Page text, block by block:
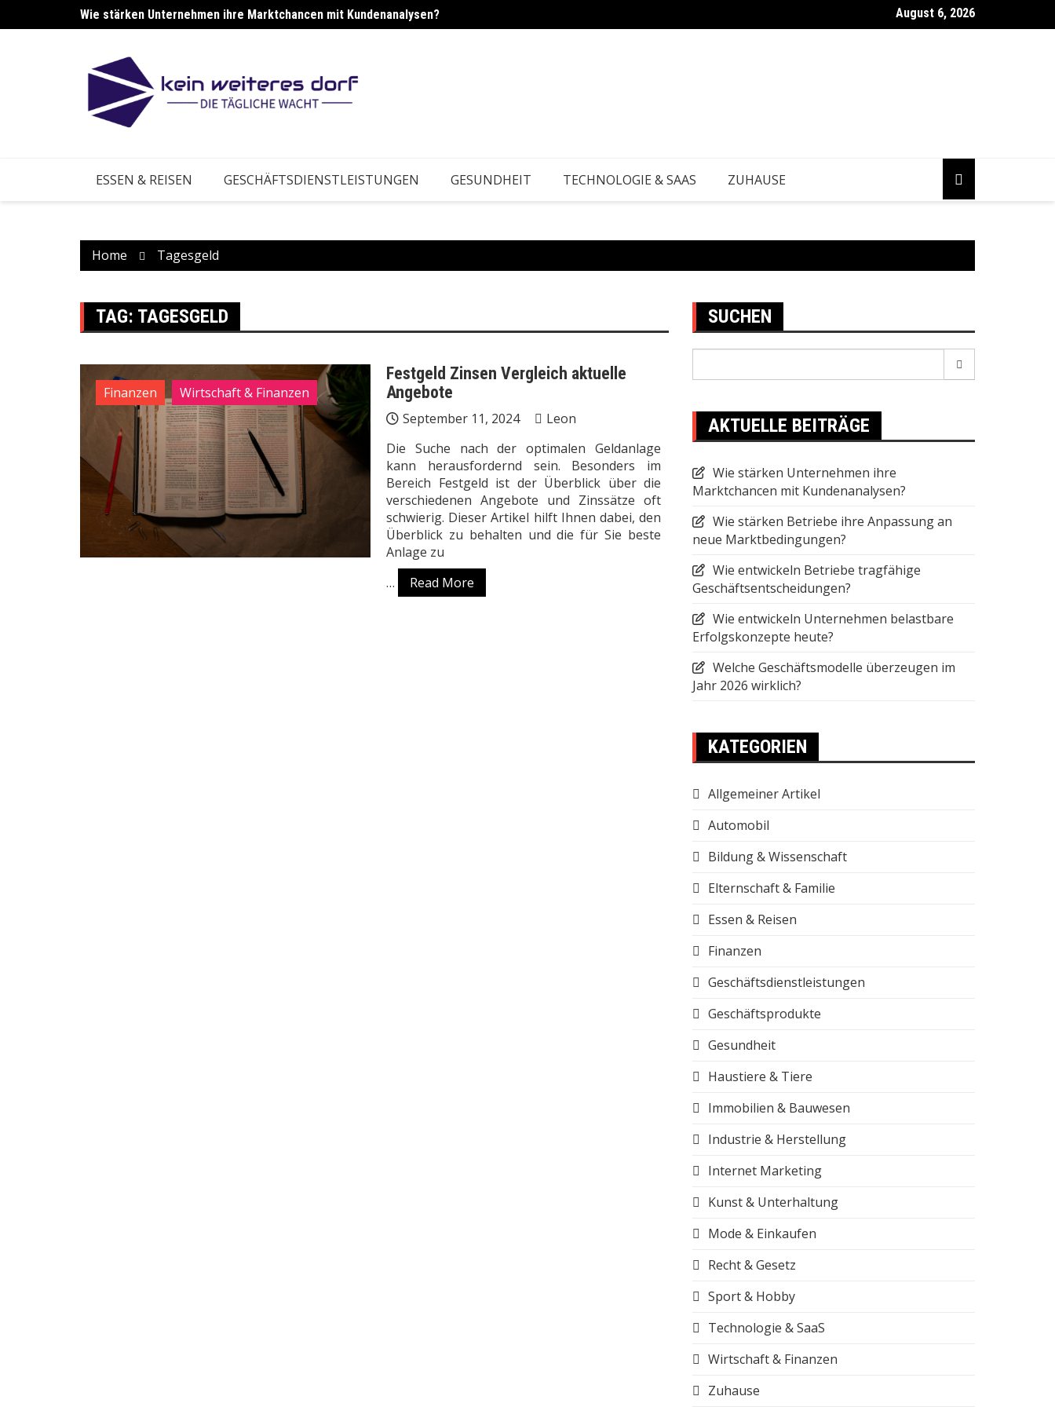
to
Wie stärken Unternehmen ihre Marktchancen mit Kundenanalysen? Wie stärken Betriebe ihre Anpassung an neue Marktbedingungen?
August 6, 2026
ESSEN & REISEN GESCHÄFTSDIENSTLEISTUNGEN GESUNDHEIT TECHNOLOGIE & SAAS ZUHAUSE
Home Tagesgeld
TAG: TAGESGELD
Finanzen Wirtschaft & Finanzen
Festgeld Zinsen Vergleich aktuelle
Angebote
September 11, 2024
Leon
Die Suche nach der optimalen Geldanlage
kann herausfordernd sein. Besonders im
Bereich Festgeld ist der Überblick über die
verschiedenen Angebote und Zinssätze oft
schwierig. Dieser Artikel hilft Ihnen dabei, den
Überblick zu behalten und die für Sie beste
Anlage zu
…
Read More
SUCHEN
AKTUELLE BEITRÄGE
Wie stärken Unternehmen ihre
Marktchancen mit Kundenanalysen?
Wie stärken Betriebe ihre Anpassung an
neue Marktbedingungen?
Wie entwickeln Betriebe tragfähige
Geschäftsentscheidungen?
Wie entwickeln Unternehmen belastbare
Erfolgskonzepte heute?
Welche Geschäftsmodelle überzeugen im
Jahr 2026 wirklich?
KATEGORIEN
Allgemeiner Artikel
Automobil
Bildung & Wissenschaft
Elternschaft & Familie
Essen & Reisen
Finanzen
Geschäftsdienstleistungen
Geschäftsprodukte
Gesundheit
Haustiere & Tiere
Immobilien & Bauwesen
Industrie & Herstellung
Internet Marketing
Kunst & Unterhaltung
Mode & Einkaufen
Recht & Gesetz
Sport & Hobby
Technologie & SaaS
Wirtschaft & Finanzen
Zuhause